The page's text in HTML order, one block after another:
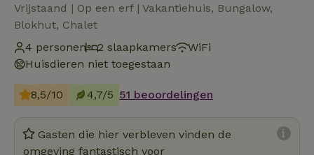
Vrijstaand | Op een erf | Vakantiehuis, Bungalow,
Blokhut, Chalet
4 personen
2 slaapkamers
WiFi
Huisdieren niet toegestaan
8,5/10 4,7/5 51 beoordelingen
Gasten die hier verbleven vinden de
omgeving fantastisch voor